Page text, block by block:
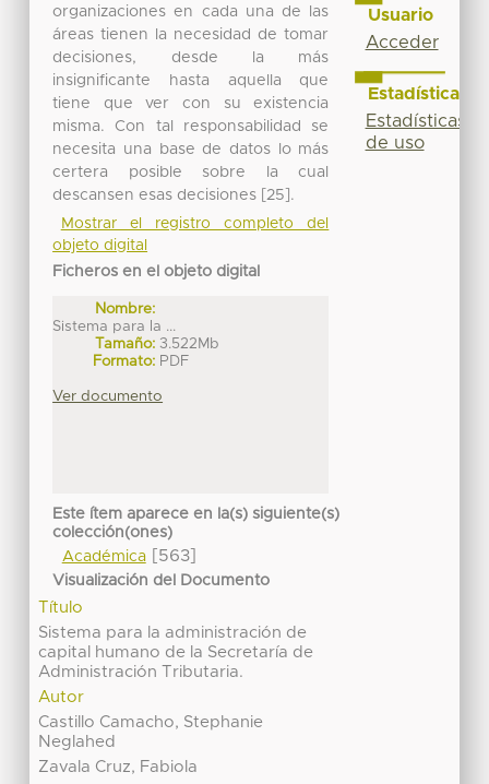
organizaciones en cada una de las
áreas tienen la necesidad de tomar
decisiones, desde la más
insignificante hasta aquella que
tiene que ver con su existencia
misma. Con tal responsabilidad se
necesita una base de datos lo más
certera posible sobre la cual
descansen esas decisiones [25].
Mostrar el registro completo del
objeto digital
Ficheros en el objeto digital
Nombre:
Sistema para la ...
Tamaño: 3.522Mb
Formato: PDF
Ver documento
Este ítem aparece en la(s) siguiente(s)
colección(ones)
Académica[563]
Visualización del Documento
Título
Sistema para la administración de
capital humano de la Secretaría de
Administración Tributaria.
Autor
Castillo Camacho, Stephanie
Neglahed
Zavala Cruz, Fabiola
Usuario
Acceder
Estadísticas
Estadísticas
de uso